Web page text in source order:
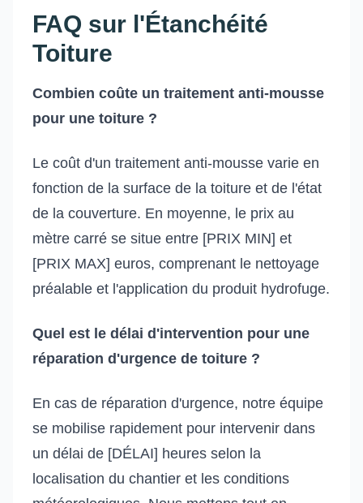
FAQ sur l'Étanchéité
Toiture
Combien coûte un traitement anti-mousse
pour une toiture ?
Le coût d'un traitement anti-mousse varie en
fonction de la surface de la toiture et de l'état
de la couverture. En moyenne, le prix au
mètre carré se situe entre [PRIX MIN] et
[PRIX MAX] euros, comprenant le nettoyage
préalable et l'application du produit hydrofuge.
Quel est le délai d'intervention pour une
réparation d'urgence de toiture ?
En cas de réparation d'urgence, notre équipe
se mobilise rapidement pour intervenir dans
un délai de [DÉLAI] heures selon la
localisation du chantier et les conditions